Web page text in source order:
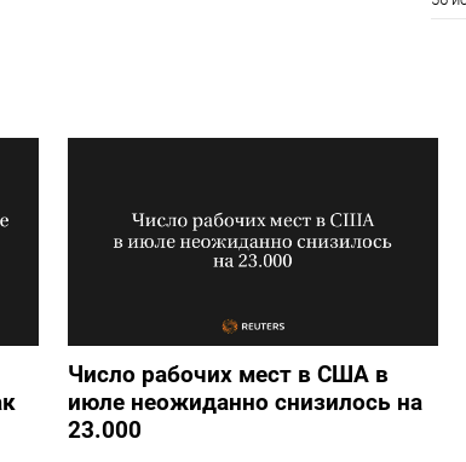
Число рабочих мест в США в
июле неожиданно снизилось на
23.000